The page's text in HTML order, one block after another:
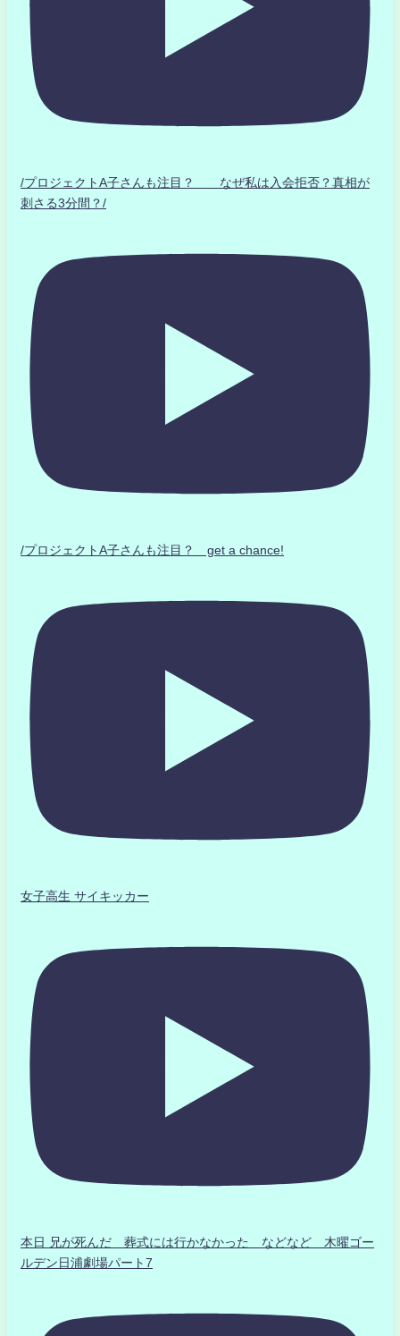
/プロジェクトA子さんも注目？ なぜ私は入会拒否？真相が
刺さる3分間？/
/プロジェクトA子さんも注目？ get a chance!
女子高生 サイキッカー
本日 兄が死んだ 葬式には行かなかった などなど 木曜ゴー
ルデン日浦劇場パート7